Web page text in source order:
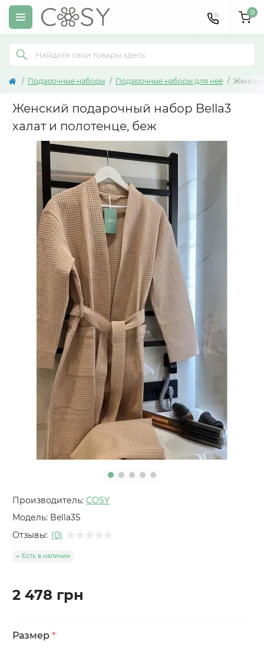
0
Подарочные наборы Подарочные наборы для неё
Женский подарочный набор Bella3
халат и полотенце, беж
Производитель: COSY
Модель: Bella3S
Отзывы: (0)
Есть в наличии
2 478 грн
Размер *